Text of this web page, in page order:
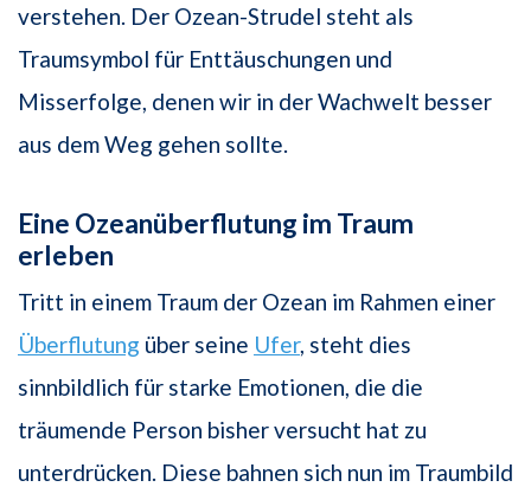
verstehen. Der Ozean-Strudel steht als
Traumsymbol für Enttäuschungen und
Misserfolge, denen wir in der Wachwelt besser
aus dem Weg gehen sollte.
Eine Ozeanüberflutung im Traum
erleben
Tritt in einem Traum der Ozean im Rahmen einer
Überflutung über seine Ufer, steht dies
sinnbildlich für starke Emotionen, die die
träumende Person bisher versucht hat zu
unterdrücken. Diese bahnen sich nun im Traumbild